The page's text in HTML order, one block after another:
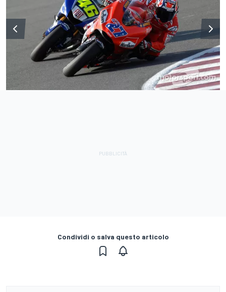
Condividi o salva questo articolo